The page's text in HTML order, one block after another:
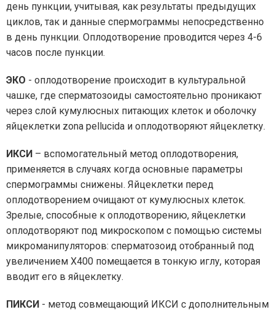
день пункции, учитывая, как результаты предыдущих
циклов, так и данные спермограммы непосредственно
в день пункции. Оплодотворение проводится через 4-6
часов после пункции.
ЭКО - оплодотворение происходит в культуральной
чашке, где сперматозоиды самостоятельно проникают
через слой кумулюсных питающих клеток и оболочку
яйцеклетки zona pellucida и оплодотворяют яйцеклетку.
ИКСИ – вспомогательный метод оплодотворения,
применяется в случаях когда основные параметры
спермограммы снижены. Яйцеклетки перед
оплодотворением очищают от кумулюсных клеток.
Зрелые, способные к оплодотворению, яйцеклетки
оплодотворяют под микроскопом с помощью системы
микроманипуляторов: сперматозоид отобранный под
увеличением Х400 помещается в тонкую иглу, которая
вводит его в яйцеклетку.
ПИКСИ - метод совмещающий ИКСИ с дополнительным